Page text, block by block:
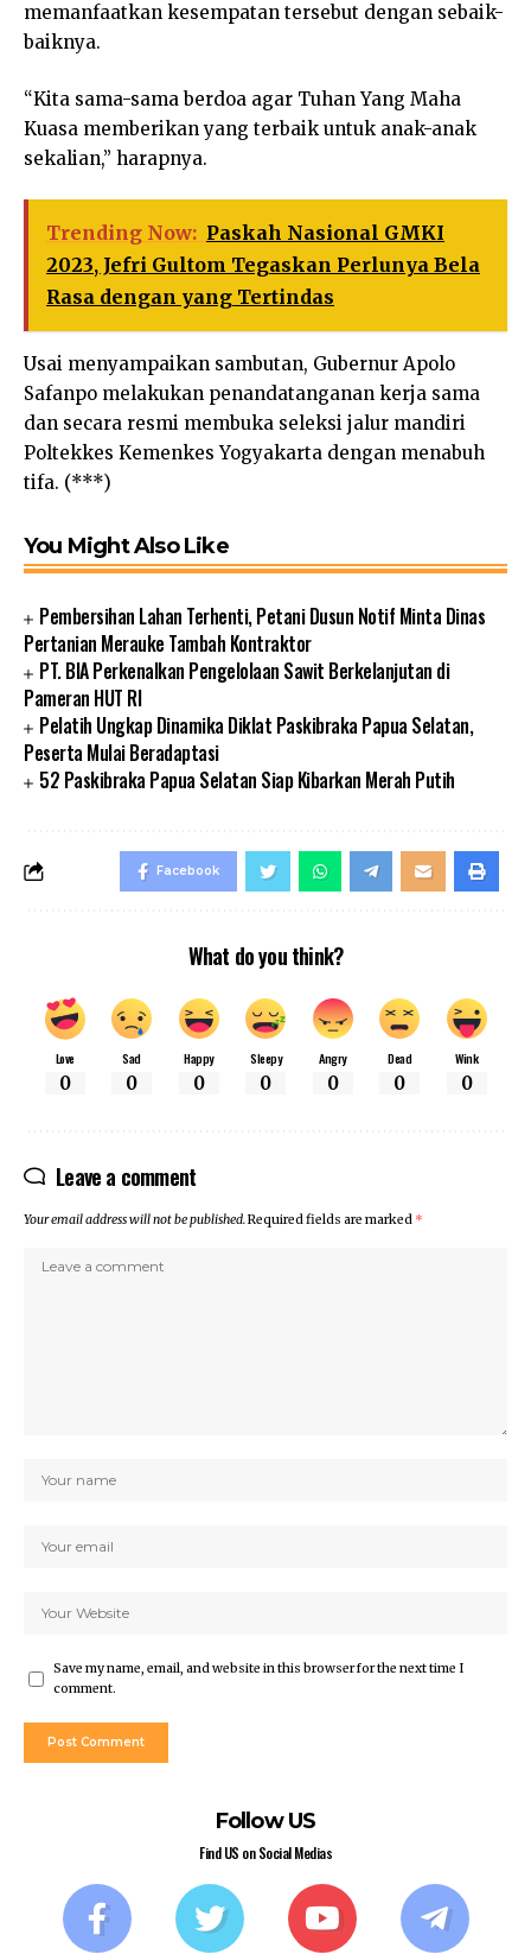
memanfaatkan kesempatan tersebut dengan sebaik-
baiknya.
“Kita sama-sama berdoa agar Tuhan Yang Maha
Kuasa memberikan yang terbaik untuk anak-anak
sekalian,” harapnya.
Trending Now: Paskah Nasional GMKI
2023, Jefri Gultom Tegaskan Perlunya Bela
Rasa dengan yang Tertindas
Usai menyampaikan sambutan, Gubernur Apolo
Safanpo melakukan penandatanganan kerja sama
dan secara resmi membuka seleksi jalur mandiri
Poltekkes Kemenkes Yogyakarta dengan menabuh
tifa. (***)
You Might Also Like
Pembersihan Lahan Terhenti, Petani Dusun Notif Minta Dinas
Pertanian Merauke Tambah Kontraktor
PT. BIA Perkenalkan Pengelolaan Sawit Berkelanjutan di
Pameran HUT RI
Pelatih Ungkap Dinamika Diklat Paskibraka Papua Selatan,
Peserta Mulai Beradaptasi
52 Paskibraka Papua Selatan Siap Kibarkan Merah Putih
Facebook
What do you think?
Love
0
Sad
0
Happy
0
Sleepy
0
Angry
0
Dead
0
Wink
0
Leave a comment
Your email address will not be published.Required fields are marked *
Save my name, email, and website in this browser for the next time I
comment.
Follow US
Find US on Social Medias